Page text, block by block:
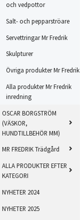
och vedpottor
Salt- och pepparströare
Servettringar Mr Fredrik
Skulpturer
Övriga produkter Mr Fredrik
Alla produkter Mr Fredrik
inredning
OSCAR BORGSTRÖM
(VÄSKOR,
HUNDTILLBEHÖR MM)
MR FREDRIK Trädgård
ALLA PRODUKTER EFTER
KATEGORI
NYHETER 2024
NYHETER 2025